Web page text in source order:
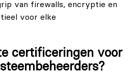
van firewalls, encryptie en
voor elke
certificeringen voor